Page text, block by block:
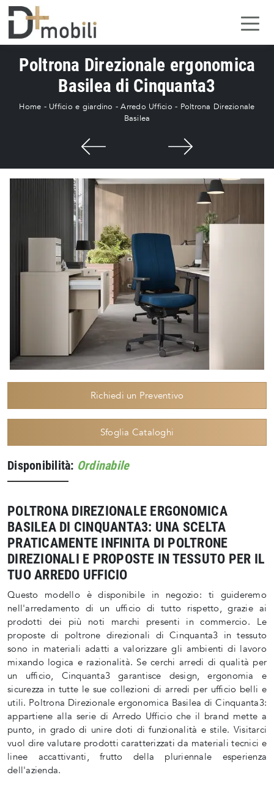
Poltrona Direzionale ergonomica
Basilea di Cinquanta3
Home - Ufficio e giardino -Arredo Ufficio - Poltrona Direzionale
Basilea
Richiedi un Preventivo
Sfoglia Cataloghi
Disponibilità: Ordinabile
POLTRONA DIREZIONALE ERGONOMICA
BASILEA DI CINQUANTA3: UNA SCELTA
PRATICAMENTE INFINITA DI POLTRONE
DIREZIONALI E PROPOSTE IN TESSUTO PER IL
TUO ARREDO UFFICIO
Questo modello è disponibile in negozio: ti guideremo
nell'arredamento di un ufficio di tutto rispetto, grazie ai
prodotti dei più noti marchi presenti in commercio. Le
proposte di poltrone direzionali di Cinquanta3 in tessuto
sono in materiali adatti a valorizzare gli ambienti di lavoro
mixando logica e razionalità. Se cerchi arredi di qualità per
un ufficio, Cinquanta3 garantisce design, ergonomia e
sicurezza in tutte le sue collezioni di arredi per ufficio belli e
utili. Poltrona Direzionale ergonomica Basilea di Cinquanta3:
appartiene alla serie di Arredo Ufficio che il brand mette a
punto, in grado di unire doti di funzionalità e stile. Visitarci
vuol dire valutare prodotti caratterizzati da materiali tecnici e
linee accattivanti, frutto della pluriennale esperienza
dell'azienda.